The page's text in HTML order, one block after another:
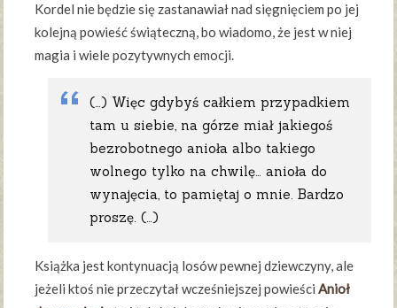
Kordel nie będzie się zastanawiał nad sięgnięciem po jej
kolejną powieść świąteczną, bo wiadomo, że jest w niej
magia i wiele pozytywnych emocji.
(…) Więc gdybyś całkiem przypadkiem
tam u siebie, na górze miał jakiegoś
bezrobotnego anioła albo takiego
wolnego tylko na chwilę… anioła do
wynajęcia, to pamiętaj o mnie. Bardzo
proszę. (…)
Książka jest kontynuacją losów pewnej dziewczyny, ale
jeżeli ktoś nie przeczytał wcześniejszej powieściAnioł